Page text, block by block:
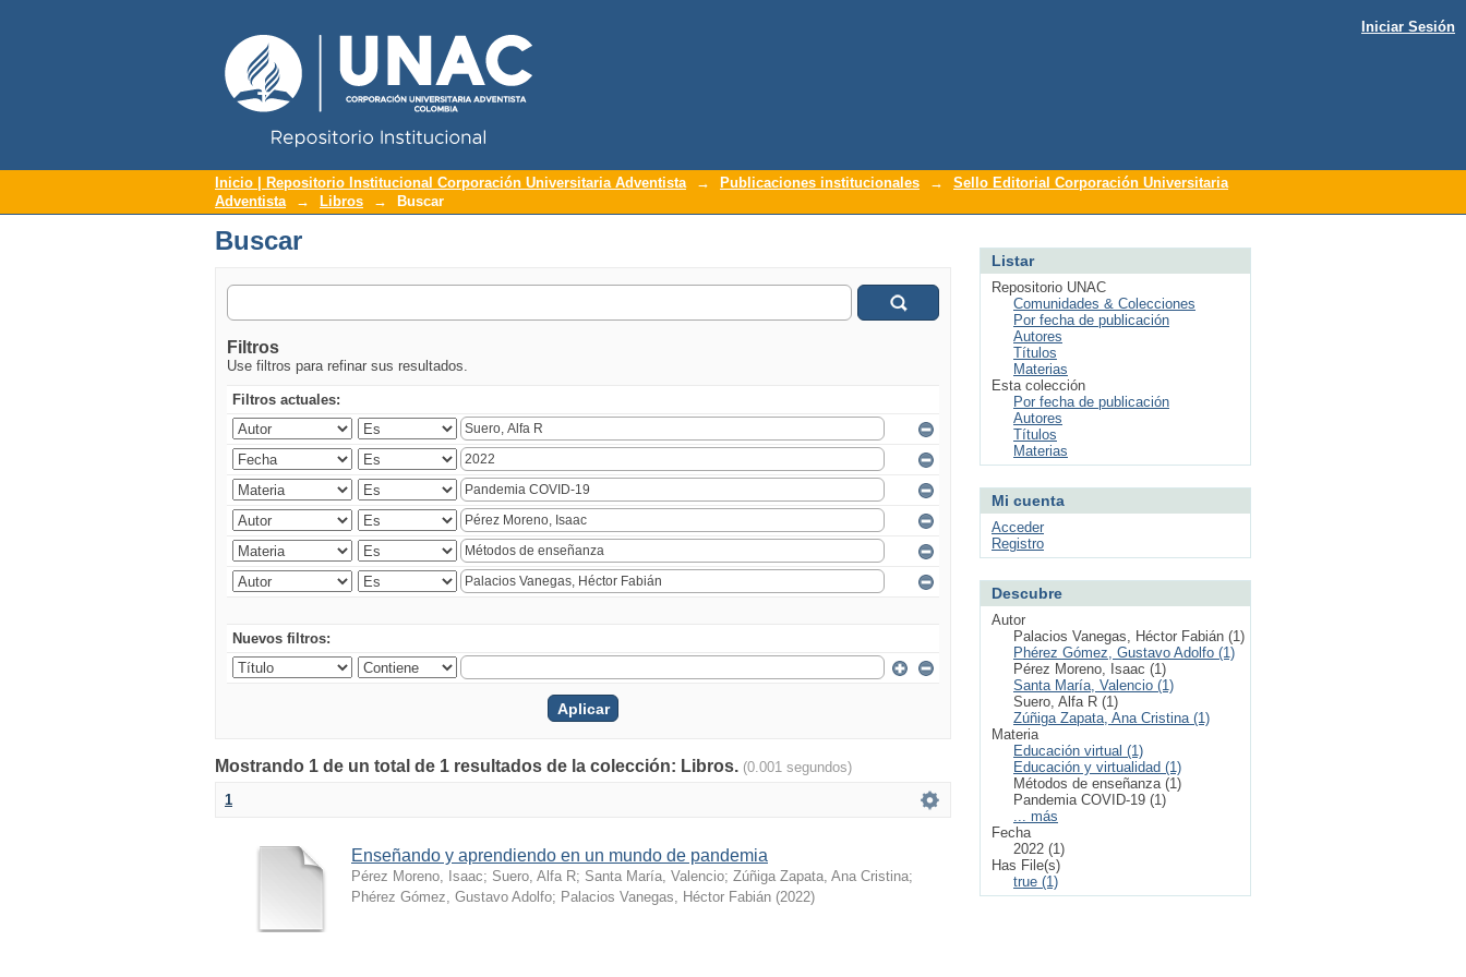
Buscar
Iniciar Sesión
Inicio | Repositorio Institucional Corporación Universitaria Adventista → Publicaciones institucionales →
Sello Editorial Corporación Universitaria
Adventista
→ Libros → Buscar
Buscar
Filtros
Use filtros para refinar sus resultados.
Filtros actuales:
Nuevos filtros:
Mostrando 1 de un total de 1 resultados de la colección: Libros. (0.001 segundos)
1
Enseñando y aprendiendo en un mundo de pandemia
Pérez Moreno, Isaac; Suero, Alfa R; Santa María, Valencio; Zúñiga Zapata, Ana Cristina;
Phérez Gómez, Gustavo Adolfo; Palacios Vanegas, Héctor Fabián (2022)
Listar
Repositorio UNAC
Comunidades & Colecciones
Por fecha de publicación
Autores
Títulos
Materias
Esta colección
Por fecha de publicación
Autores
Títulos
Materias
Mi cuenta
Acceder
Registro
Descubre
Autor
Palacios Vanegas, Héctor Fabián (1)
Phérez Gómez, Gustavo Adolfo (1)
Pérez Moreno, Isaac (1)
Santa María, Valencio (1)
Suero, Alfa R (1)
Zúñiga Zapata, Ana Cristina (1)
Materia
Educación virtual (1)
Educación y virtualidad (1)
Métodos de enseñanza (1)
Pandemia COVID-19 (1)
... más
Fecha
2022 (1)
Has File(s)
true (1)